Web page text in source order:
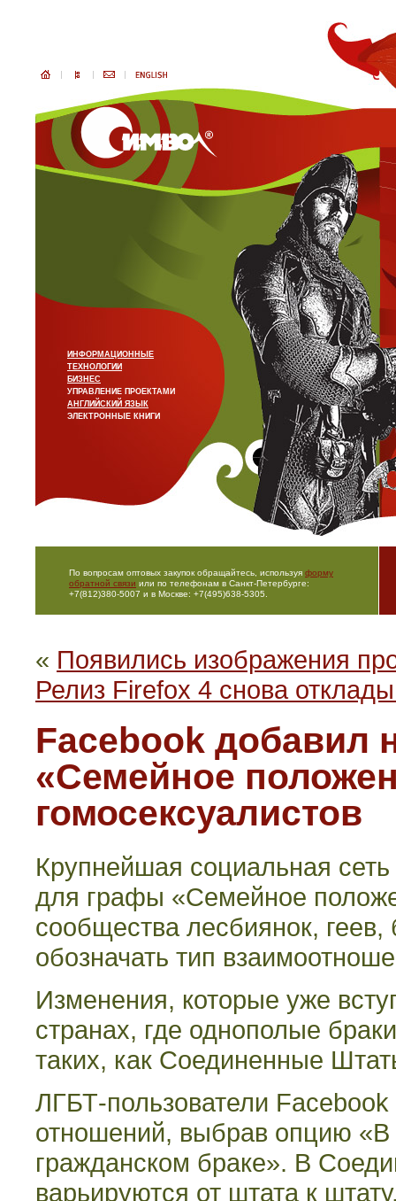
ИНФОРМАЦИОННЫЕ
ТЕХНОЛОГИИ
БИЗНЕС
УПРАВЛЕНИЕ ПРОЕКТАМИ
АНГЛИЙСКИЙ ЯЗЫК
ЭЛЕКТРОННЫЕ КНИГИ
По вопросам оптовых закупок обращайтесь, используя форму
обратной связи или по телефонам в Санкт-Петербурге:
+7(812)380-5007 и в Москве: +7(495)638-5305.
« Появились изображения
Релиз Firefox 4 снова
Facebook добавил
«Семейное
гомосексуалистов
Крупнейшая социальная сеть
для графы «Семейное
сообщества лесбиянок, геев,
обозначать тип
Изменения, которые уже
странах, где однополые
таких, как Соединенные
ЛГБТ-пользователи Facebook
отношений, выбрав опцию «В
гражданском браке». В
варьируются от штата к